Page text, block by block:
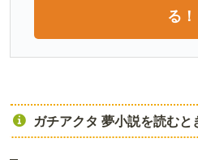
る！
ガチアクタ 夢小説を読むと